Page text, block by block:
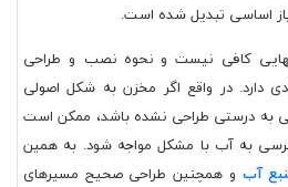
اساسی تبدیل شده است.
کافی نیست و نحوه نصب و طراحی
دارد. در واقع اگر مخزن به شکل اصولی
به درستی طراحی نشده باشد، ممکن است
به آب با مشکل مواجه شود. به همین
آب و همچنین طراحی صحیح مسیرهای